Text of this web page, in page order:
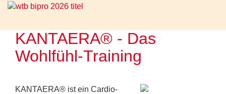
KANTAERA® - Das
Wohlfühl-Training
KANTAERA® ist ein Cardio-